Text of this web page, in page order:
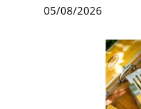
05/08/2026